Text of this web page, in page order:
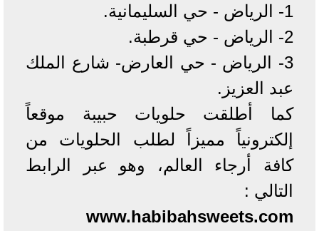
1- الرياض - حي السليمانية.
2- الرياض - حي قرطبة.
3- الرياض - حي العارض- شارع الملك
عبد العزيز.
كما أطلقت حلويات حبيبة موقعاً
إلكترونياً مميزاً لطلب الحلويات من
كافة أرجاء العالم، وهو عبر الرابط
التالي :
‪www.habibahsweets.com